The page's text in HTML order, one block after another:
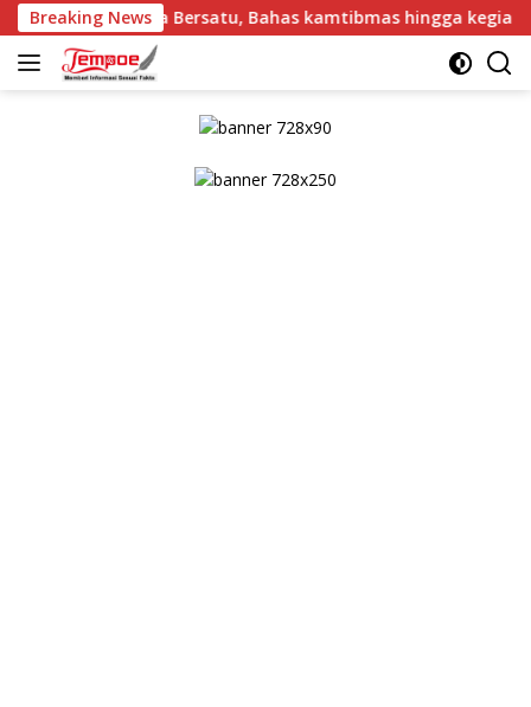
Langsung
ke
konten
Breaking News
Indonesia Bersatu, Bahas kamtibmas hingga kegiatan